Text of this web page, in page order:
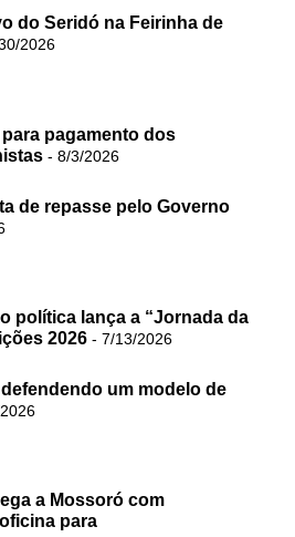
do Seridó na Feirinha de
2026
pagamento dos
- 8/3/2026
de repasse pelo Governo
política lança a “Jornada da
2026 - 7/13/2026
um modelo de
a Mossoró com
para